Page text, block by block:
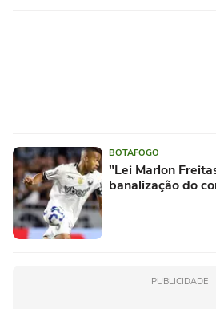
BOTAFOGO
"Lei Marlon
banalização do
PUBLICIDADE